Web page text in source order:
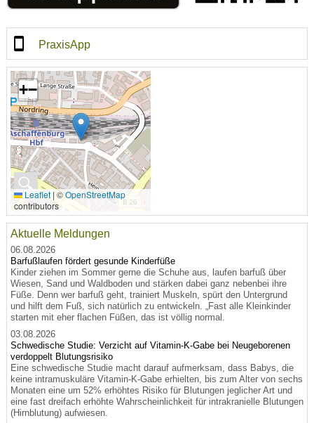
PraxisApp
🔍
+−
Leaflet | ©OpenStreetMap
contributors
Aktuelle Meldungen
06.08.2026
Barfußlaufen fördert gesunde Kinderfüße
Kinder ziehen im Sommer gerne die Schuhe aus, laufen barfuß über
Wiesen, Sand und Waldboden und stärken dabei ganz nebenbei ihre
Füße. Denn wer barfuß geht, trainiert Muskeln, spürt den Untergrund
und hilft dem Fuß, sich natürlich zu entwickeln. „Fast alle Kleinkinder
starten mit eher flachen Füßen, das ist völlig normal.
03.08.2026
Schwedische Studie: Verzicht auf Vitamin-K-Gabe bei Neugeborenen
verdoppelt Blutungsrisiko
Eine schwedische Studie macht darauf aufmerksam, dass Babys, die
keine intramuskuläre Vitamin-K-Gabe erhielten, bis zum Alter von sechs
Monaten eine um 52% erhöhtes Risiko für Blutungen jeglicher Art und
eine fast dreifach erhöhte Wahrscheinlichkeit für intrakranielle Blutungen
(Hirnblutung) aufwiesen.